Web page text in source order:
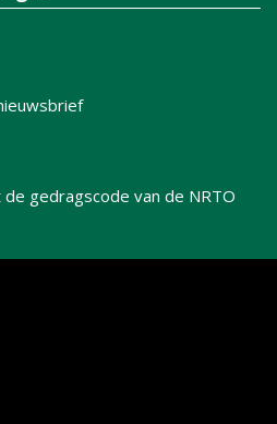
gedragscode van de NRTO